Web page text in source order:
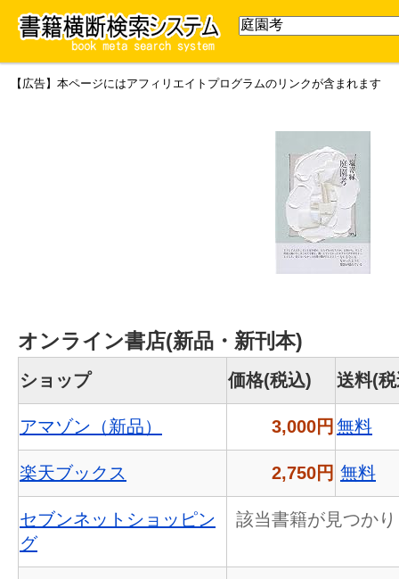
【広告】本ページにはアフィリエイトプログラムのリンクが含まれます
オンライン書店(新品・新刊本)
ショップ 価格(税込) 送料(
アマゾン（新品） 3,000円 無料
楽天ブックス 2,750円 無料
セブンネットショッピン
グ
該当書籍が見つか